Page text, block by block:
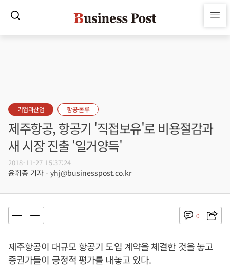
기업과산업 항공·물류
제주항공, 항공기 '직접보유'로 비용절감과
새 시장 진출 '일거양득'
2018-11-27 15:37:24
윤휘종 기자 - yhj@businesspost.co.kr
0
제주항공이 대규모 항공기 도입 계약을 체결한 것을 놓고
증권가들이 긍정적 평가를 내놓고 있다.